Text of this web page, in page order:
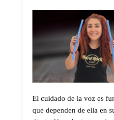
El cuidado de la voz es
que dependen de ella en